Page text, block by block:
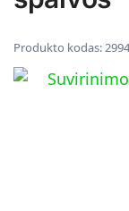
Produkto kodas: